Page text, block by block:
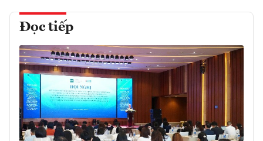
Đọc tiếp